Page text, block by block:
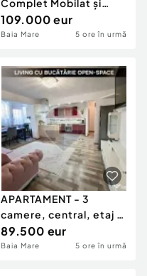
Complet Mobilat și
Utilat Parcare inclus...
109.000 eur
Baia Mare 5 ore în urmă
APARTAMENT - 3
camere, central, etaj 2
- DE VANZARE
89.500 eur
Baia Mare 5 ore în urmă